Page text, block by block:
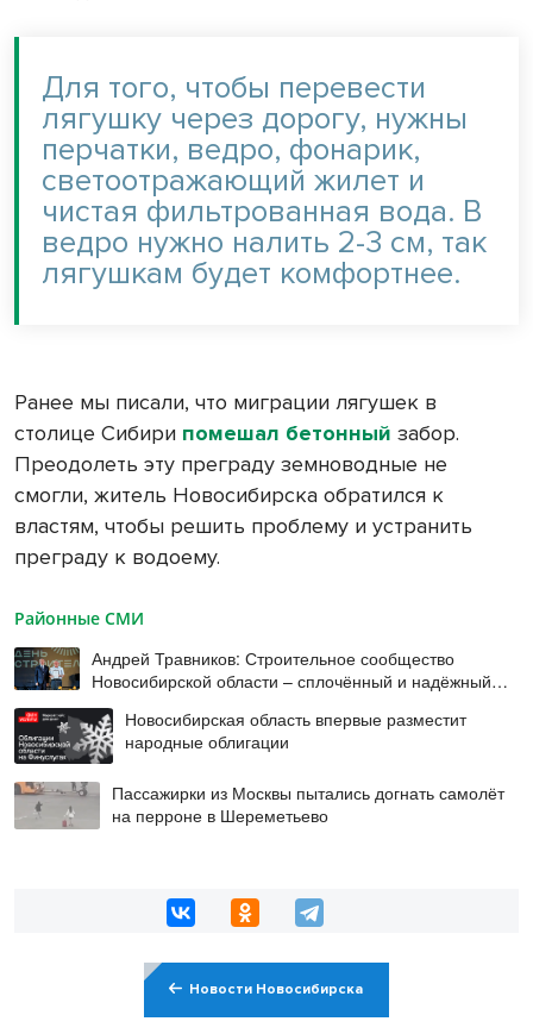
Для того, чтобы перевести
лягушку через дорогу, нужны
перчатки, ведро, фонарик,
светоотражающий жилет и
чистая фильтрованная вода. В
ведро нужно налить 2-3 см, так
лягушкам будет комфортнее.
Ранее мы писали, что миграции лягушек в
столице Сибири помешал бетонный забор.
Преодолеть эту преграду земноводные не
смогли, житель Новосибирска обратился к
властям, чтобы решить проблему и устранить
преграду к водоему.
Районные СМИ
Андрей Травников: Строительное сообщество
Новосибирской области – сплочённый и надёжный
коллектив
Новосибирская область впервые разместит
народные облигации
Пассажирки из Москвы пытались догнать самолёт
на перроне в Шереметьево
Новости Новосибирска